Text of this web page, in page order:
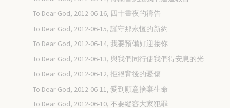
To Dear God, 2012-06-16, 四十晝夜的禱告
To Dear God, 2012-06-15, 謹守那永恆的新約
To Dear God, 2012-06-14, 我要預備好迎接你
To Dear God, 2012-06-13, 與我們同行使我們得安息的光
To Dear God, 2012-06-12, 拒絕背後的憂傷
To Dear God, 2012-06-11, 愛到願意捨棄生命
To Dear God, 2012-06-10, 不要縱容大家犯罪